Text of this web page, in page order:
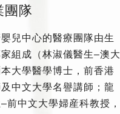
團隊
兒中心的醫療團隊由生
組成（林淑儀醫生–澳大
大學醫學博士，前香港
中文大學名譽講師；龍
前中文大學婦産科教授，